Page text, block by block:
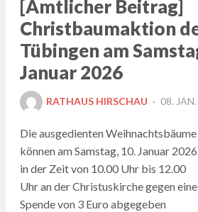
[Amtlicher Beitrag]
Christbaumaktion
Tübingen am
Januar 2026
RATHAUS HIRSCHAU
POSTED
08.
Die ausgedienten Weihnachtsbäume
können am Samstag, 10. Januar
in der Zeit von 10.00 Uhr bis 12.00
Uhr an der Christuskirche gegen eine
Spende von 3 Euro abgegeben